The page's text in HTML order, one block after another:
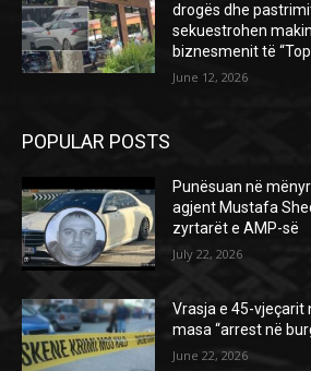
drogës dhe
sekuestrohen
biznesmenit të “Top
June 12, 2026
POPULAR POSTS
Punësuan në
agjent Mustafa
zyrtarët e AMP-së
July 22, 2026
Vrasja e 45-vjeçarit
masa “arrest në
June 22, 2026